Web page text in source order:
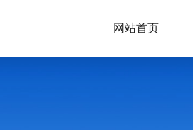
网站首页